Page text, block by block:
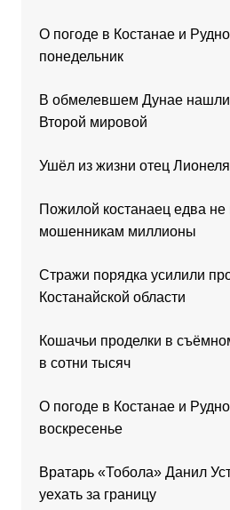
О погоде в Костанае и
понедельник
В обмелевшем Дунае
Второй мировой
Ушёл из жизни отец
Пожилой костанаец едва не
мошенникам миллионы
Стражи порядка усилили
Костанайской области
Кошачьи проделки в
в сотни тысяч
О погоде в Костанае и
воскресенье
Вратарь «Тобола» Данил
уехать за границу